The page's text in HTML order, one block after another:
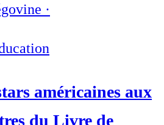
·
américaines aux
du Livre de